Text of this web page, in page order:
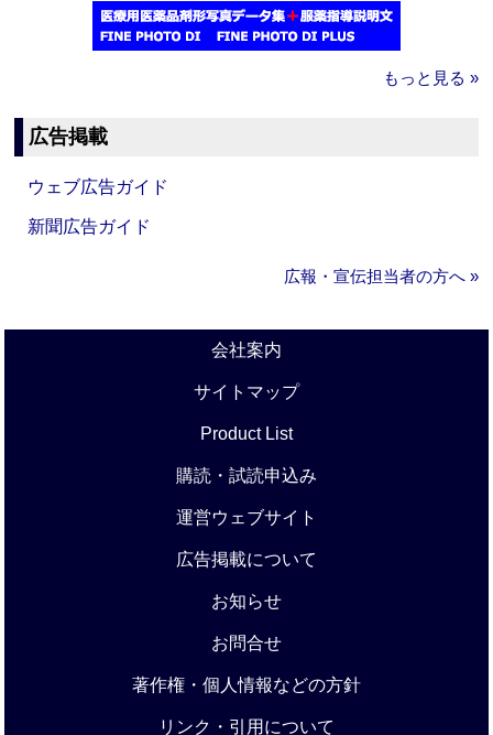
もっと見る »
広告掲載
ウェブ広告ガイド
新聞広告ガイド
広報・宣伝担当者の方へ »
会社案内
サイトマップ
Product List
購読・試読申込み
運営ウェブサイト
広告掲載について
お知らせ
お問合せ
著作権・個人情報などの方針
リンク・引用について